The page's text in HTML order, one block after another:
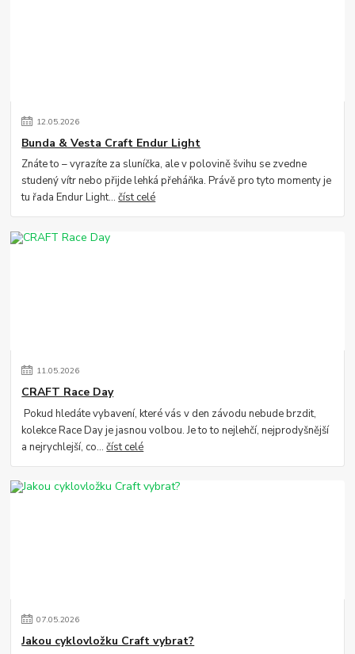
12.05.2026
Bunda & Vesta Craft Endur Light
Znáte to – vyrazíte za sluníčka, ale v polovině švihu se zvedne
studený vítr nebo přijde lehká přeháňka. Právě pro tyto momenty je
tu řada Endur Light...číst celé
11.05.2026
CRAFT Race Day
Pokud hledáte vybavení, které vás v den závodu nebude brzdit,
kolekce Race Day je jasnou volbou. Je to to nejlehčí, nejprodyšnější
a nejrychlejší, co...číst celé
07.05.2026
Jakou cyklovložku Craft vybrat?